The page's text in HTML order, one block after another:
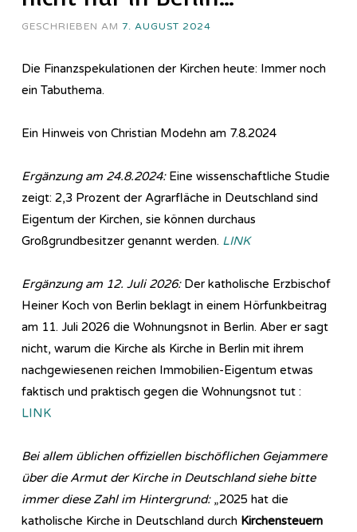
GESCHRIEBEN AM 7. AUGUST 2024
Die Finanzspekulationen der Kirchen heute: Immer noch
ein Tabuthema.
Ein Hinweis von Christian Modehn am 7.8.2024
Ergänzung am 24.8.2024:Eine wissenschaftliche Studie
zeigt: 2,3 Prozent der Agrarfläche in Deutschland sind
Eigentum der Kirchen, sie können durchaus
Großgrundbesitzer genannt werden. LINK
Ergänzung am 12. Juli 2026:Der katholische Erzbischof
Heiner Koch von Berlin beklagt in einem Hörfunkbeitrag
am 11. Juli 2026 die Wohnungsnot in Berlin. Aber er sagt
nicht, warum die Kirche als Kirche in Berlin mit ihrem
nachgewiesenen reichen Immobilien-Eigentum etwas
faktisch und praktisch gegen die Wohnungsnot tut :
LINK
Bei allem üblichen offiziellen bischöflichen Gejammere
über die Armut der Kirche in Deutschland siehe bitte
immer diese Zahl im Hintergrund:„2025 hat die
katholische Kirche in Deutschland durch Kirchensteuern